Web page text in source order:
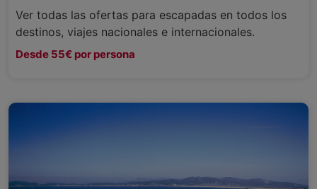
Ver todas las ofertas para escapadas en todos los
destinos, viajes nacionales e internacionales.
Desde 55€ por persona